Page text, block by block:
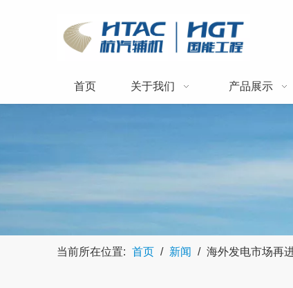
首页 关于我们 产品展示
当前所在位置: 首页 / 新闻 / 海外发电市场再